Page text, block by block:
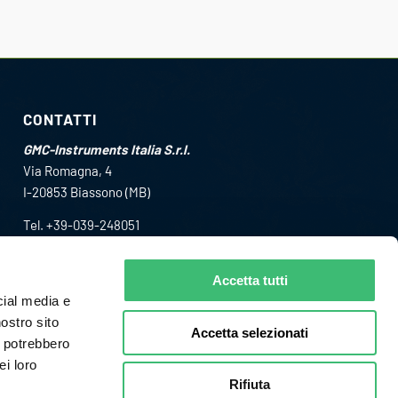
media e
sito
loro
Accetta tutti
Accetta selezionati
Rifiuta
CONTATTI
GMC-Instruments Italia S.r.l.
Via Romagna, 4
I-20853 Biassono (MB)
Tel. +39-039-248051